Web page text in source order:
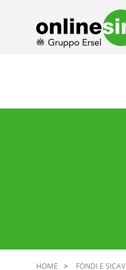
HOME FONDI E SICAV